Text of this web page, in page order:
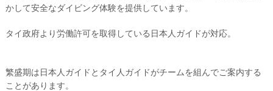
かして安全なダイビング体験を提供しています。
タイ政府より労働許可を取得している日本人ガイドが対応。
繁盛期は日本人ガイドとタイ人ガイドがチームを組んでご案内する
ことがあります。